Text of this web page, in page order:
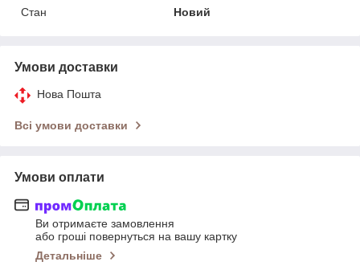
Стан
Новий
Умови доставки
Нова Пошта
Всі умови доставки
Умови оплати
Ви отримаєте замовлення
або гроші повернуться на вашу картку
Детальніше